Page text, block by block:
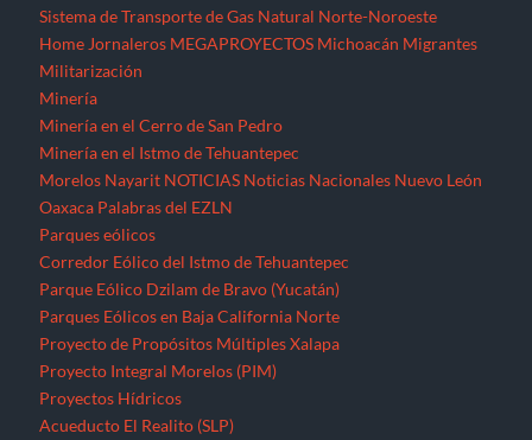
Sistema de Transporte de Gas Natural Norte-Noroeste
Home Jornaleros MEGAPROYECTOS Michoacán Migrantes
Militarización
Minería
Minería en el Cerro de San Pedro
Minería en el Istmo de Tehuantepec
Morelos Nayarit NOTICIAS Noticias Nacionales Nuevo León
Oaxaca Palabras del EZLN
Parques eólicos
Corredor Eólico del Istmo de Tehuantepec
Parque Eólico Dzilam de Bravo (Yucatán)
Parques Eólicos en Baja California Norte
Proyecto de Propósitos Múltiples Xalapa
Proyecto Integral Morelos (PIM)
Proyectos Hídricos
Acueducto El Realito (SLP)